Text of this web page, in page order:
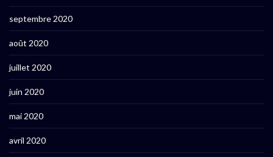
septembre 2020
août 2020
juillet 2020
juin 2020
mai 2020
avril 2020